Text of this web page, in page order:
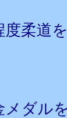
度柔道
ダル